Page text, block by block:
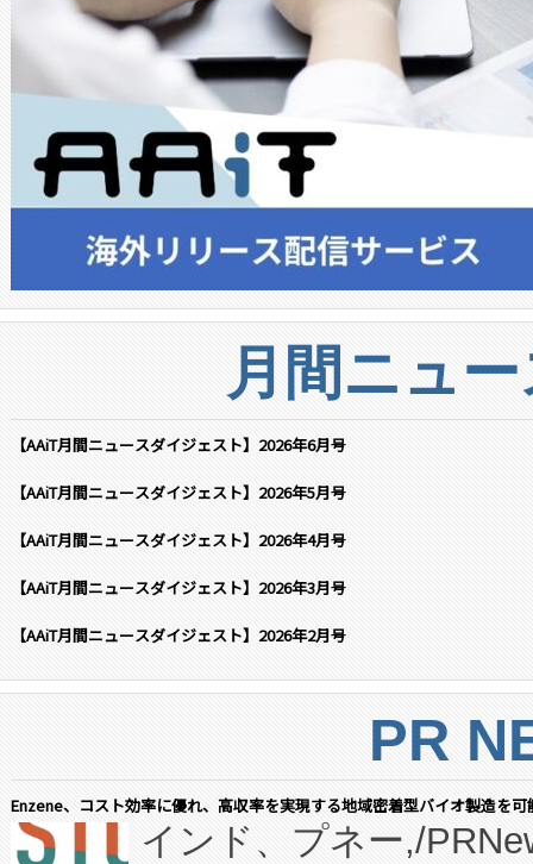
月間ニュ
【AAiT月間ニュースダイジェスト】2026年6月号
【AAiT月間ニュースダイジェスト】2026年5月号
【AAiT月間ニュースダイジェスト】2026年4月号
【AAiT月間ニュースダイジェスト】2026年3月号
【AAiT月間ニュースダイジェスト】2026年2月号
PR
Enzene、コスト効率に優れ、高収率を実現する地域密着型バイオ製造を
インド、プネー,/